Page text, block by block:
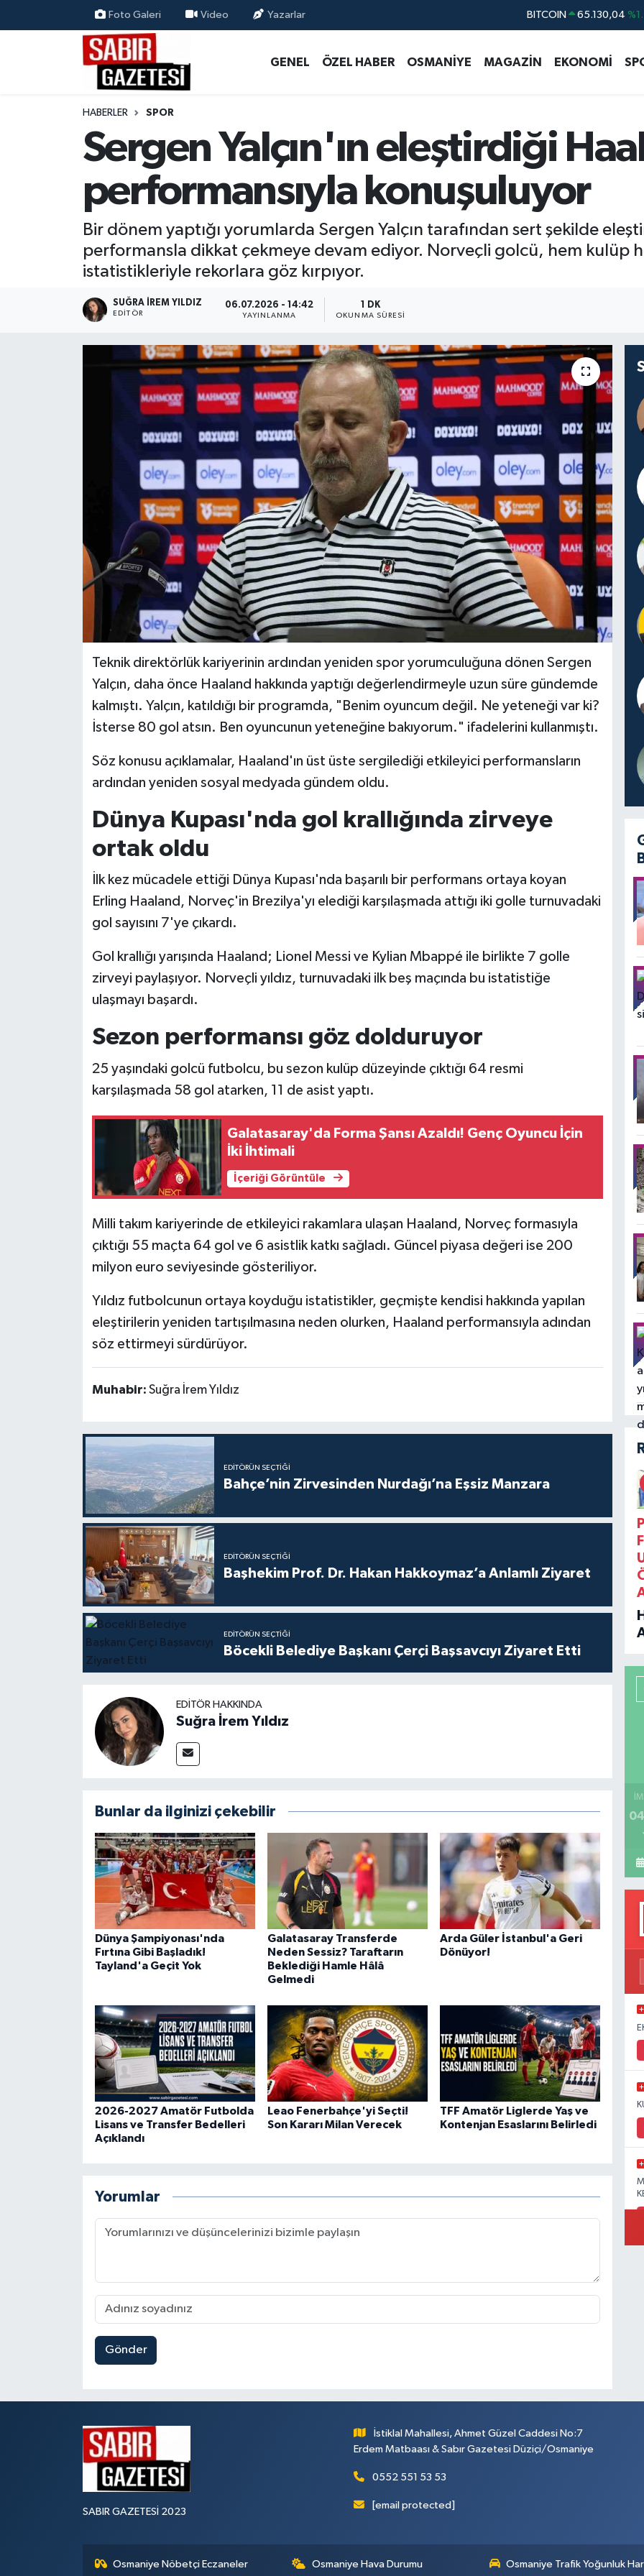
Foto Galeri Video Yazarlar BITCOIN 65.130,04
EURO 55,2510
BİST100 13.773 %-
GENEL ÖZEL HABER OSMANİYE MAGAZİN EKONOMİ
HABERLER SPOR
Sergen Yalçın'ın eleştirdiği
performansıyla konuşuluyor
Bir dönem yaptığı yorumlarda Sergen Yalçın tarafından sert şekilde
performansla dikkat çekmeye devam ediyor. Norveçli golcü, hem kulüp
istatistikleriyle rekorlara göz kırpıyor.
SUĞRA İREM YILDIZ
EDITÖR
06.07.2026 - 14:42
YAYINLANMA
1 DK
OKUNMA SÜRESI
Teknik direktörlük kariyerinin ardından yeniden spor yorumculuğuna dönen Sergen
Yalçın, daha önce Haaland hakkında yaptığı değerlendirmeyle uzun süre gündemde
kalmıştı. Yalçın, katıldığı bir programda, "Benim oyuncum değil. Ne yeteneği var ki?
İsterse 80 gol atsın. Ben oyuncunun yeteneğine bakıyorum." ifadelerini kullanmıştı.
Söz konusu açıklamalar, Haaland'ın üst üste sergilediği etkileyici performansların
ardından yeniden sosyal medyada gündem oldu.
Dünya Kupası'nda gol krallığında zirveye
ortak oldu
İlk kez mücadele ettiği Dünya Kupası'nda başarılı bir performans ortaya koyan
Erling Haaland, Norveç'in Brezilya'yı elediği karşılaşmada attığı iki golle turnuvadaki
gol sayısını 7'ye çıkardı.
Gol krallığı yarışında Haaland; Lionel Messi ve Kylian Mbappé ile birlikte 7 golle
zirveyi paylaşıyor. Norveçli yıldız, turnuvadaki ilk beş maçında bu istatistiğe
ulaşmayı başardı.
Sezon performansı göz dolduruyor
25 yaşındaki golcü futbolcu, bu sezon kulüp düzeyinde çıktığı 64 resmi
karşılaşmada 58 gol atarken, 11 de asist yaptı.
Galatasaray'da Forma Şansı Azaldı! Genç Oyuncu İçin
İki İhtimali
İçeriği Görüntüle
Milli takım kariyerinde de etkileyici rakamlara ulaşan Haaland, Norveç formasıyla
çıktığı 55 maçta 64 gol ve 6 asistlik katkı sağladı. Güncel piyasa değeri ise 200
milyon euro seviyesinde gösteriliyor.
Yıldız futbolcunun ortaya koyduğu istatistikler, geçmişte kendisi hakkında yapılan
eleştirilerin yeniden tartışılmasına neden olurken, Haaland performansıyla adından
söz ettirmeyi sürdürüyor.
Muhabir: Suğra İrem Yıldız
EDITÖRÜN SEÇTIĞI
Bahçe’nin Zirvesinden Nurdağı’na Eşsiz Manzara
EDITÖRÜN SEÇTIĞI
Başhekim Prof. Dr. Hakan Hakkoymaz’a Anlamlı Ziyaret
EDITÖRÜN SEÇTIĞI
Böcekli Belediye Başkanı Çerçi Başsavcıyı Ziyaret Etti
EDITÖR HAKKINDA
Suğra İrem Yıldız
Bunlar da ilginizi çekebilir
Dünya Şampiyonası'nda
Fırtına Gibi Başladık!
Tayland'a Geçit Yok
Galatasaray Transferde
Neden Sessiz? Taraftarın
Beklediği Hamle Hâlâ
Gelmedi
Arda Güler İstanbul'a Geri
Dönüyor!
2026-2027 Amatör Futbolda
Lisans ve Transfer Bedelleri
Açıklandı
Leao Fenerbahçe'yi Seçti!
Son Kararı Milan Verecek
TFF Amatör Liglerde Yaş ve
Kontenjan Esaslarını Belirledi
Yorumlar
Gönder
SABIR GAZETESİ 2023
İstiklal Mahallesi, Ahmet Güzel Caddesi No:7
Erdem Matbaası & Sabır Gazetesi Düziçi/Osmaniye
0552 551 53 53
[email protected]
Osmaniye Nöbetçi Eczaneler Osmaniye Hava Durumu Osmaniye Trafik Yoğunluk
ÖZEL HABER
MAGAZİN
EKONOMİ
RESMİ İLANLAR
Osmaniye Nöbetçi Eczaneler
Osmaniye Hava Durumu
Süper Lig Puan Durumu ve Fikstür
Tüm Manşetler
Son Dakika Haberleri
Haber Arşivi